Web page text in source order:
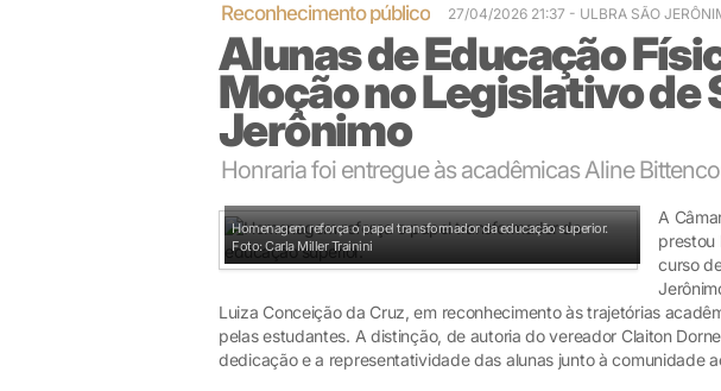
Reconhecimento público 27/04/2026 21:37 - ULBRA SÃO
Alunas de Educação
Moção no Legislativo de
Jerônimo
Honraria foi entregue às acadêmicas Aline
Homenagem reforça o papel transformador da educação superior.
Foto: Carla Miller Trainini
A
prestou
curso
Luiza Conceição da Cruz, em reconhecimento às trajetórias
pelas estudantes. A distinção, de autoria do vereador Claiton
dedicação e a representatividade das alunas junto à comunidade